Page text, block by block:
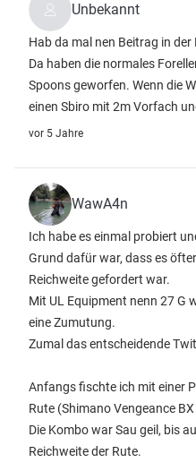
Unbekannt
Hab da mal nen Beitrag in der
Da haben die normales
Spoons geworfen. Wenn die
einen Sbiro mit 2m Vorfach
vor 5 Jahre
WawA4n
Ich habe es einmal probiert
Grund dafür war, dass es
Reichweite gefordert war.
Mit UL Equipment nenn 27 G
eine Zumutung.
Zumal das entscheidende
Anfangs fischte ich mit einer
Rute (Shimano Vengeance
Die Kombo war Sau geil, bis
Reichweite der Rute.